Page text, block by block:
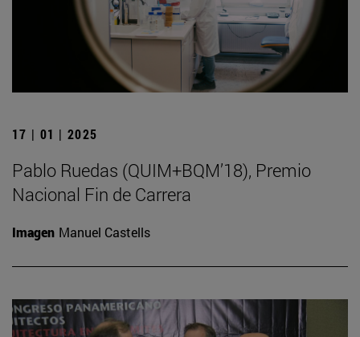
17 | 01 | 2025
Pablo Ruedas (QUIM+BQM’18), Premio
Nacional Fin de Carrera
Imagen Manuel Castells